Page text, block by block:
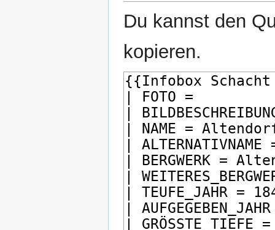
Du kannst den
kopieren.